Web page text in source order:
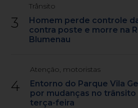
3
Trânsito
Homem perde controle
contra poste e morre na
Blumenau
4
Atenção, motoristas
Entorno do Parque Vila
por mudanças no
terça-feira